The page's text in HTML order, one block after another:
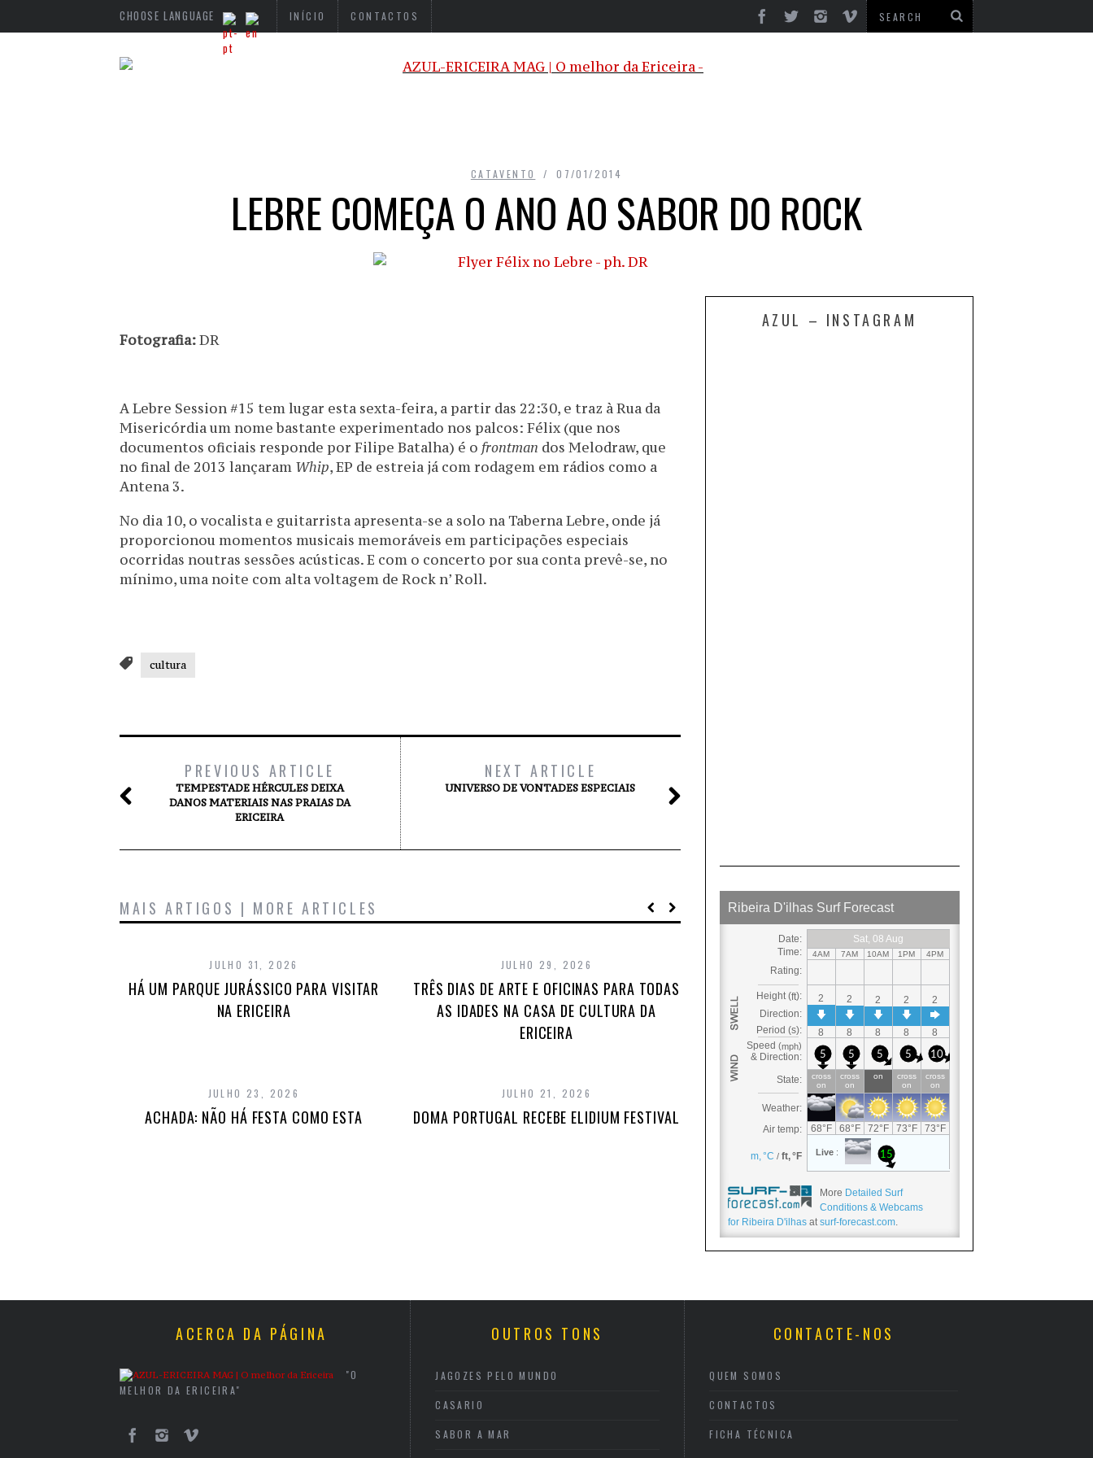
CHOOSE LANGUAGE INÍCIO CONTACTOS
CATAVENTO 07/01/2014
LEBRE COMEÇA O ANO AO SABOR DO ROCK
Fotografia:DR
A Lebre Session #15 tem lugar esta sexta-feira, a partir das 22:30, e traz à Rua da
Misericórdia um nome bastante experimentado nos palcos: Félix (que nos
documentos oficiais responde por Filipe Batalha) é o frontman dos Melodraw, que
no final de 2013 lançaram Whip, EP de estreia já com rodagem em rádios como a
Antena 3.
No dia 10, o vocalista e guitarrista apresenta-se a solo na Taberna Lebre, onde já
proporcionou momentos musicais memoráveis em participações especiais
ocorridas noutras sessões acústicas. E com o concerto por sua conta prevê-se, no
mínimo, uma noite com alta voltagem de Rock n’ Roll.
cultura
PREVIOUS ARTICLE
TEMPESTADE HÉRCULES DEIXA
DANOS MATERIAIS NAS PRAIAS DA
ERICEIRA
NEXT ARTICLE
UNIVERSO DE VONTADES ESPECIAIS
MAIS ARTIGOS | MORE ARTICLES
JULHO 31, 2026
HÁ UM PARQUE JURÁSSICO PARA VISITAR
NA ERICEIRA
JULHO 29, 2026
TRÊS DIAS DE ARTE E OFICINAS PARA TODAS
AS IDADES NA CASA DE CULTURA DA
ERICEIRA
JULHO 23, 2026
ACHADA: NÃO HÁ FESTA COMO ESTA
JULHO 21, 2026
DOMA PORTUGAL RECEBE ELIDIUM FESTIVAL
AZUL – INSTAGRAM
More Detailed Surf
Conditions & Webcams
for Ribeira D'ilhas at surf-forecast.com.
ACERCA DA PÁGINA
"O
MELHOR DA ERICEIRA"
OUTROS TONS
JAGOZES PELO MUNDO
CASARIO
SABOR A MAR
CONTACTE-NOS
QUEM SOMOS
CONTACTOS
FICHA TÉCNICA